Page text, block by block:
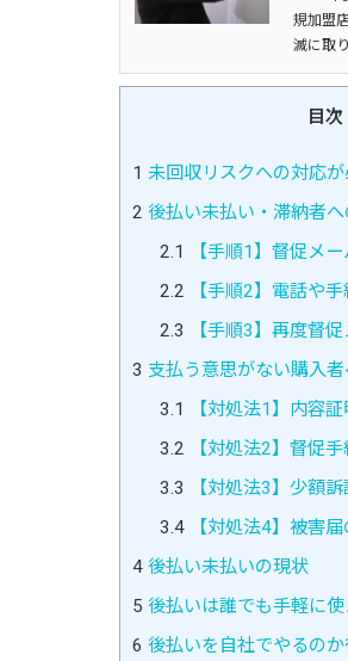
規加盟
滅に取
目次
1 未回収リスクへの対応が
2 後払い未払い・滞納者
2.1
【手順1】督促メ
2.2 【手順2】電話や
2.3 【手順3】再度督
3 支払う意思がない購入
3.1
【対処法1】内容
3.2 【対処法2】督促
3.3 【対処法3】少額
3.4【対処法4】被害届
4 後払い未払いの現状
5 後払いは誰でも手軽に
6 後払いを自社でやるの